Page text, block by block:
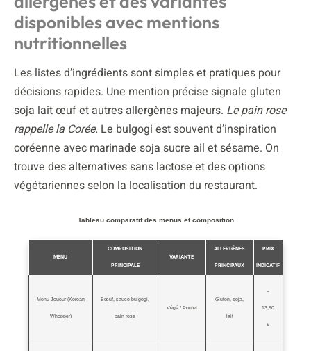
disponibles avec mentions
nutritionnelles
Les listes d’ingrédients sont simples et pratiques pour
décisions rapides. Une mention précise signale gluten
soja lait œuf et autres allergènes majeurs. Le pain rose
rappelle la Corée. Le bulgogi est souvent d’inspiration
coréenne avec marinade soja sucre ail et sésame. On
trouve des alternatives sans lactose et des options
végétariennes selon la localisation du restaurant.
Tableau comparatif des menus et composition
MENU
COMPOSITION
PRINCIPALE
VARIANTE
ALLERGÈNES
PRINCIPAUX
PRIX
INDICATIF
Menu Joueur (Korean
Whopper)
Bœuf, sauce bulgogi,
pain rose
Végé / Poulet
Gluten, soja,
lait
≈
13,90
€